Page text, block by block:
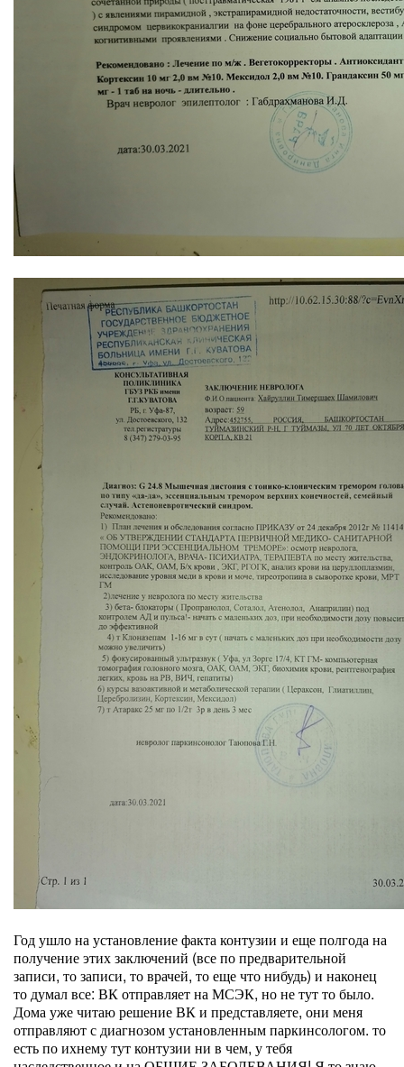
Год ушло на установление факта контузии и еще полгода на
получение этих заключений (все по предварительной
записи, то записи, то врачей, то еще что нибудь) и наконец
то думал все: ВК отправляет на МСЭК, но не тут то было.
Дома уже читаю решение ВК и представляете, они меня
отправляют с диагнозом установленным паркинсологом. то
есть по ихнему тут контузии ни в чем, у тебя